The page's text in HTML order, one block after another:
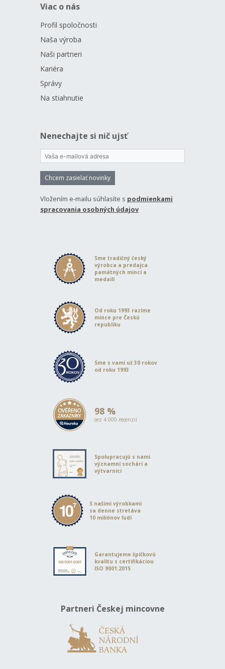
Viac o nás
Profil spoločnosti
Naša výroba
Naši partneri
Kariéra
Správy
Na stiahnutie
Nenechajte si nič ujsť
Chcem zasielať novinky
Vložením e-mailu súhlasíte s podmienkami
spracovania osobných údajov
Sme tradičný český
výrobca a predajca
pamätných mincí a
medailí
Od roku 1993 razíme
mince pre Českú
republiku
Sme s vami už 30 rokov
od roku 1993
98 %
cez 4 000 recenzií
Spolupracujú s nami
významní sochári a
výtvarníci
S našimi výrobkami
sa denne stretáva
10 miliónov ľudí
Garantujeme špičkovú
kvalitu s certifikáciou
ISO 9001:2015
Partneri Českej mincovne